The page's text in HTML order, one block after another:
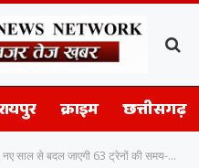
क्राइम छत्तीसगढ़
जाएगी 63 ट्रेनों की समय-सारणी, जानें क्या होगा बदलाव